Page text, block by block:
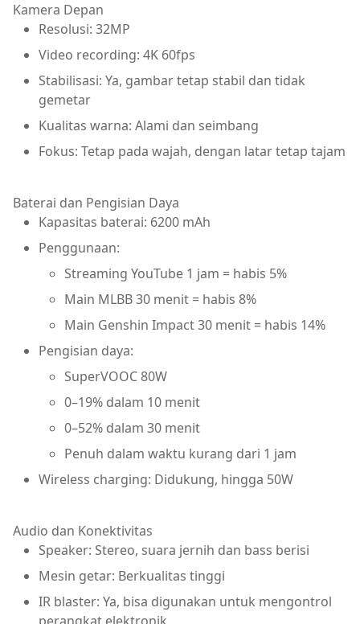
Kamera Depan
Resolusi: 32MP
Video recording: 4K 60fps
Stabilisasi: Ya, gambar tetap stabil dan tidak
gemetar
Kualitas warna: Alami dan seimbang
Fokus: Tetap pada wajah, dengan latar tetap tajam
Baterai dan Pengisian Daya
Kapasitas baterai: 6200 mAh
Penggunaan:
Streaming YouTube 1 jam = habis 5%
Main MLBB 30 menit = habis 8%
Main Genshin Impact 30 menit = habis 14%
Pengisian daya:
SuperVOOC 80W
0–19% dalam 10 menit
0–52% dalam 30 menit
Penuh dalam waktu kurang dari 1 jam
Wireless charging: Didukung, hingga 50W
Audio dan Konektivitas
Speaker: Stereo, suara jernih dan bass berisi
Mesin getar: Berkualitas tinggi
IR blaster: Ya, bisa digunakan untuk mengontrol